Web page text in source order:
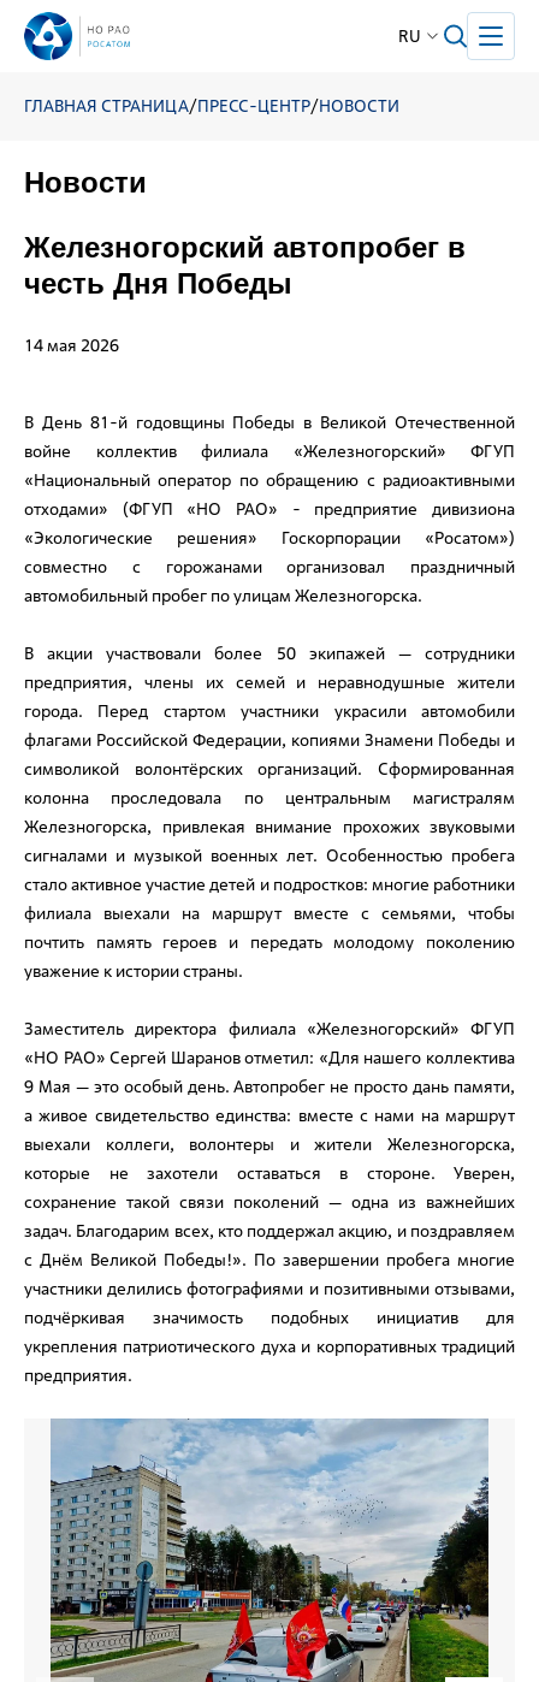
RU
ГЛАВНАЯ СТРАНИЦА/ПРЕСС-ЦЕНТР/НОВОСТИ
Новости
Железногорский автопробег в
честь Дня Победы
14 мая 2026
В День 81-й годовщины Победы в Великой Отечественной
войне коллектив филиала «Железногорский» ФГУП
«Национальный оператор по обращению с радиоактивными
отходами» (ФГУП «НО РАО» - предприятие дивизиона
«Экологические решения» Госкорпорации «Росатом»)
совместно с горожанами организовал праздничный
автомобильный пробег по улицам Железногорска.
В акции участвовали более 50 экипажей — сотрудники
предприятия, члены их семей и неравнодушные жители
города. Перед стартом участники украсили автомобили
флагами Российской Федерации, копиями Знамени Победы и
символикой волонтёрских организаций. Сформированная
колонна проследовала по центральным магистралям
Железногорска, привлекая внимание прохожих звуковыми
сигналами и музыкой военных лет. Особенностью пробега
стало активное участие детей и подростков: многие работники
филиала выехали на маршрут вместе с семьями, чтобы
почтить память героев и передать молодому поколению
уважение к истории страны.
Заместитель директора филиала «Железногорский» ФГУП
«НО РАО» Сергей Шаранов отметил: «Для нашего коллектива
9 Мая — это особый день. Автопробег не просто дань памяти,
а живое свидетельство единства: вместе с нами на маршрут
выехали коллеги, волонтеры и жители Железногорска,
которые не захотели оставаться в стороне. Уверен,
сохранение такой связи поколений — одна из важнейших
задач. Благодарим всех, кто поддержал акцию, и поздравляем
с Днём Великой Победы!». По завершении пробега многие
участники делились фотографиями и позитивными отзывами,
подчёркивая значимость подобных инициатив для
укрепления патриотического духа и корпоративных традиций
предприятия.